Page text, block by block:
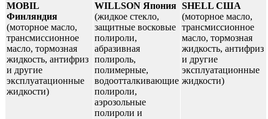
MOBIL
Финляндия
(моторное масло,
трансмиссионное
масло, тормозная
жидкость, антифриз
и другие
эксплуатационные
жидкости)
WILLSON Япония
(жидкое стекло,
защитные восковые
полироли,
абразивная
полироль,
полимерные,
водоотталкивающие
полироли,
аэрозольные
полироли и
SHELL США
(моторное масло,
трансмиссионное
масло, тормозная
жидкость, антифриз
и другие
эксплуатационные
жидкости)